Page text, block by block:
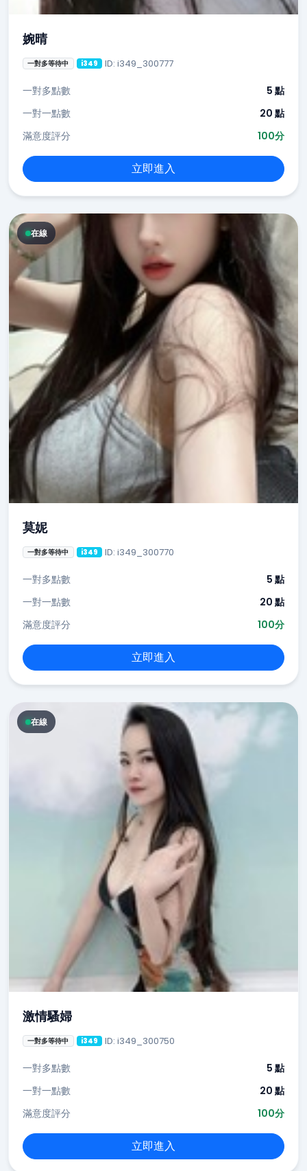
婉晴
一對多等待中 i349 ID: i349_300777
一對多點數
5 點
一對一點數
20 點
滿意度評分
100分
立即進入
在線
莫妮
一對多等待中 i349 ID: i349_300770
一對多點數
5 點
一對一點數
20 點
滿意度評分
100分
立即進入
在線
激情騷婦
一對多等待中 i349 ID: i349_300750
一對多點數
5 點
一對一點數
20 點
滿意度評分
100分
立即進入